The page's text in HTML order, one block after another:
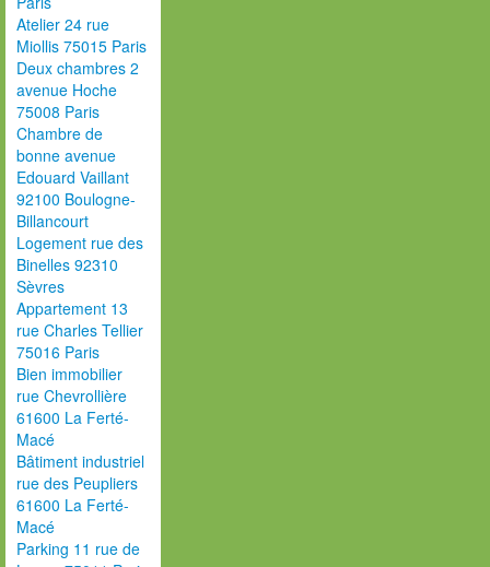
Atelier 24 rue
Miollis 75015 Paris
Deux chambres 2
avenue Hoche
75008 Paris
Chambre de
bonne avenue
Edouard Vaillant
92100 Boulogne-
Billancourt
Logement rue des
Binelles 92310
Sèvres
Appartement 13
rue Charles Tellier
75016 Paris
Bien immobilier
rue Chevrollière
61600 La Ferté-
Macé
Bâtiment industriel
rue des Peupliers
61600 La Ferté-
Macé
Parking 11 rue de